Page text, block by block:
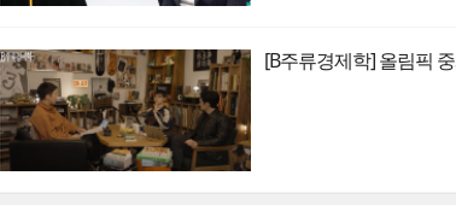
[B주류경제학] 올림픽